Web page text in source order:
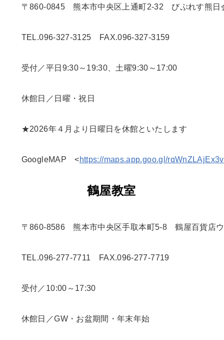
〒860-0845　熊本市中央区上通町2-32　びぷれす熊日
TEL.096-327-3125　FAX.096-327-3159
受付／平日9:30～19:30、土曜9:30～17:00
休館日／日曜・祝日
★2026年４月より日曜日を休館といたします
GoogleMAP　<https://maps.app.goo.gl/
鶴屋教室
〒860-8586　熊本市中央区手取本町5-8　鶴屋百貨店
TEL.096-277-7711　FAX.096-277-7719
受付／10:00～17:30
休館日／GW・お盆期間・年末年始